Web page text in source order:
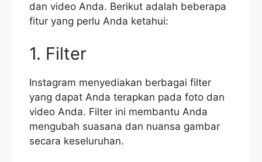
dan video Anda. Berikut adalah beberapa
fitur yang perlu Anda ketahui:
1. Filter
Instagram menyediakan berbagai filter
yang dapat Anda terapkan pada foto dan
video Anda. Filter ini membantu Anda
mengubah suasana dan nuansa gambar
secara keseluruhan.